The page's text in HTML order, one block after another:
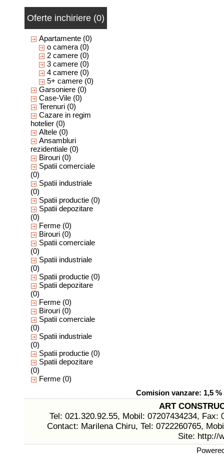
Oferte inchiriere (0)
Apartamente (0)
o camera (0)
2 camere (0)
3 camere (0)
4 camere (0)
5+ camere (0)
Garsoniere (0)
Case-Vile (0)
Terenuri (0)
Cazare in regim
hotelier (0)
Altele (0)
Ansambluri
rezidentiale (0)
Birouri (0)
Spatii comerciale
(0)
Spatii industriale
(0)
Spatii productie (0)
Spatii depozitare
(0)
Ferme (0)
Birouri (0)
Spatii comerciale
(0)
Spatii industriale
(0)
Spatii productie (0)
Spatii depozitare
(0)
Ferme (0)
Birouri (0)
Spatii comerciale
(0)
Spatii industriale
(0)
Spatii productie (0)
Spatii depozitare
(0)
Ferme (0)
Comision vanzare: 1,5
ART
Tel: 021.320.92.55, Mobil: 07207434234,
Contact: Marilena Chiru, Tel: 0722260765,
Site: http://